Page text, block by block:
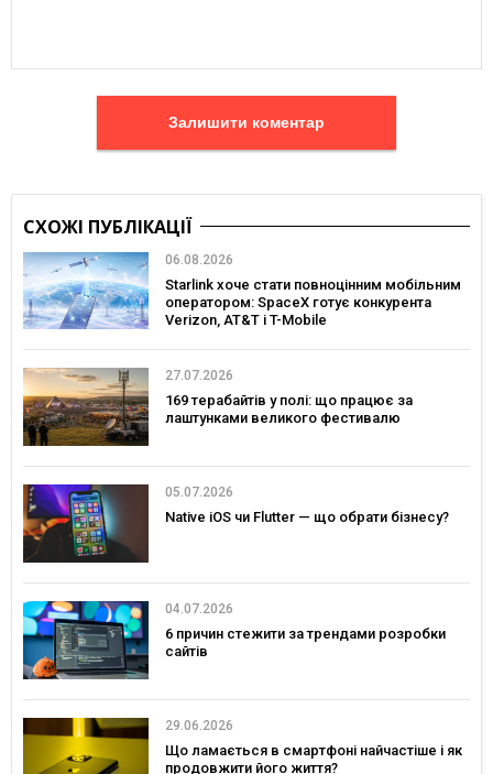
Залишити коментар
СХОЖІ ПУБЛІКАЦІЇ
06.08.2026
Starlink хоче стати повноцінним мобільним
оператором: SpaceX готує конкурента
Verizon, AT&T і T-Mobile
27.07.2026
169 терабайтів у полі: що працює за
лаштунками великого фестивалю
05.07.2026
Native iOS чи Flutter — що обрати бізнесу?
04.07.2026
6 причин стежити за трендами розробки
сайтів
29.06.2026
Що ламається в смартфоні найчастіше і як
продовжити його життя?